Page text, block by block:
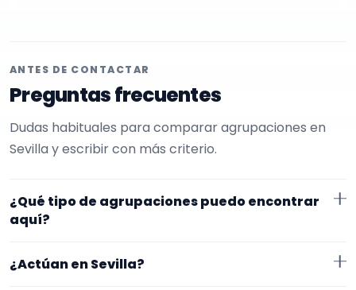
ANTES DE CONTACTAR
Preguntas frecuentes
Dudas habituales para comparar agrupaciones en
Sevilla y escribir con más criterio.
¿Qué tipo de agrupaciones puedo encontrar
aquí?
conciertos. Conviene comparar repertorio, tamaño
¿Actúan en Sevilla?